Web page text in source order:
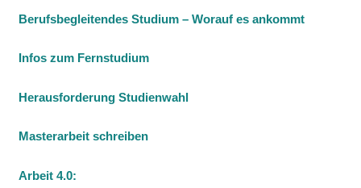
Berufsbegleitendes Studium – Worauf es ankommt
Infos zum Fernstudium
Herausforderung Studienwahl
Masterarbeit schreiben
Arbeit 4.0: